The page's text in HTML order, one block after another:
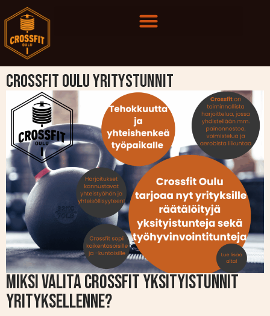
CrossFit Oulu yritystunnit
Miksi Valita CrossFit Yksityistunnit
Yrityksellenne?